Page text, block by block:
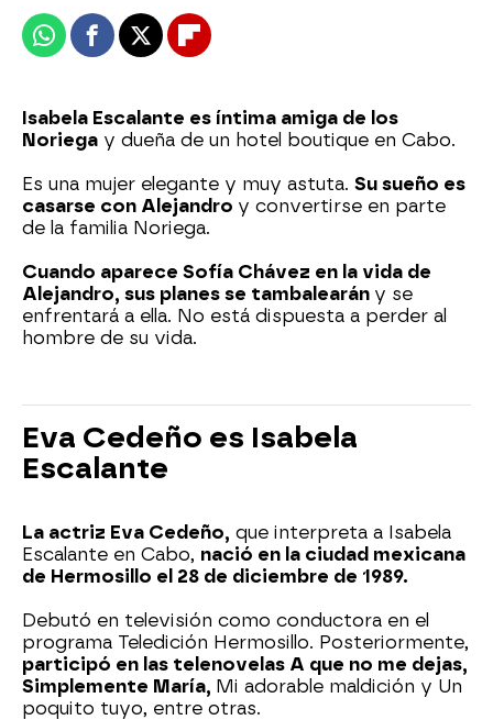
WhatsappFacebook
X Flipboard
Isabela Escalante es íntima amiga de los
Noriega y dueña de un hotel boutique en Cabo.
Es una mujer elegante y muy astuta. Su sueño es
casarse con Alejandro y convertirse en parte
de la familia Noriega.
Cuando aparece Sofía Chávez en la vida de
Alejandro, sus planes se tambalearán y se
enfrentará a ella. No está dispuesta a perder al
hombre de su vida.
Eva Cedeño es Isabela
Escalante
La actriz Eva Cedeño, que interpreta a Isabela
Escalante en Cabo, nació en la ciudad mexicana
de Hermosillo el 28 de diciembre de 1989.
Debutó en televisión como conductora en el
programa Teledición Hermosillo. Posteriormente,
participó en las telenovelas A que no me dejas,
Simplemente María, Mi adorable maldición y Un
poquito tuyo, entre otras.